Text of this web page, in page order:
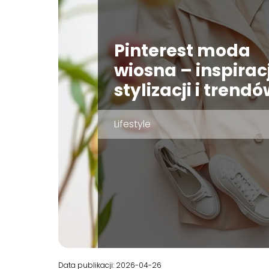
Pinterest moda
wiosna –
stylizacji i
Lifestyle
Data publikacji: 2026-04-26